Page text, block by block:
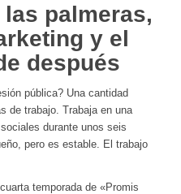
palmeras,
y el
después
pública? Una cantidad
de trabajo. Trabaja en una
durante unos seis
pero es estable. El trabajo
temporada de «Promis